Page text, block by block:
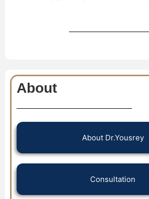
About
About Dr.Yousrey
Consultation